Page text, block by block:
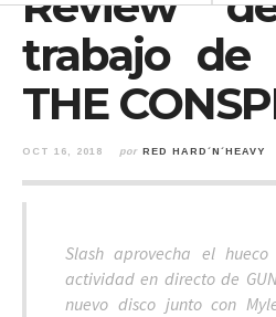
trabajo de
THE
OCT 16, 2018 por RED HARD´N´HEAVY
Slash aprovecha el
actividad en directo de
nuevo disco junto con